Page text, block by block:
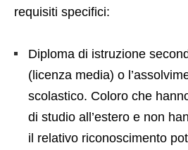
requisiti specifici:
Diploma di istruzione
(licenza media) o
scolastico. Coloro che
di studio all’estero e non
il relativo riconoscimento